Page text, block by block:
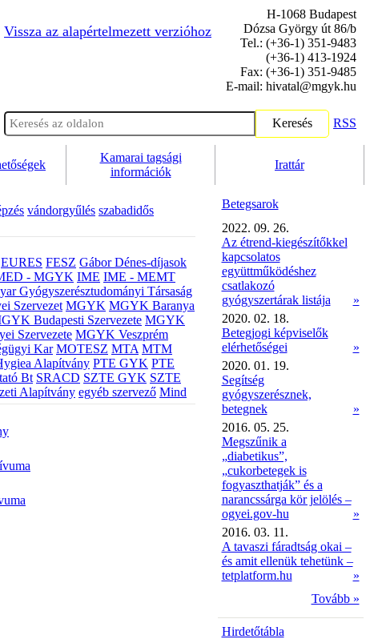
Vissza az alapértelmezett verzióhoz
H-1068 Budapest
Dózsa György út 86/b
Tel.: (+36-1) 351-9483
(+36-1) 413-1924
Fax: (+36-1) 351-9485
E-mail: hivatal@mgyk.hu
Keresés RSS
Kamarai tagsági
információk
Irattár
vándorgyűlés szabadidős
EURES FESZ Gábor Dénes-díjasok
- MGYK IME IME - MEMT
Gyógyszerésztudományi Társaság
Szervezet MGYK MGYK Baranya
Budapesti Szervezete MGYK
Szervezete MGYK Veszprém
Kar MOTESZ MTA MTM
Alapítvány PTE GYK PTE
Bt SRACD SZTE GYK SZTE
Alapítvány egyéb szervező Mind
Betegsarok
2022. 09. 26.
Az étrend-kiegészítőkkel
kapcsolatos
együttműködéshez
csatlakozó
gyógyszertárak listája
»
2020. 02. 18.
Betegjogi képviselők
elérhetőségei
»
2020. 01. 19.
Segítség
gyógyszerésznek,
betegnek
»
2016. 05. 25.
Megszűnik a
„diabetikus”,
„cukorbetegek is
fogyaszthatják” és a
narancssárga kör jelölés –
ogyei.gov-hu
»
2016. 03. 11.
A tavaszi fáradtság okai –
és amit ellenük tehetünk –
tetplatform.hu
»
Tovább »
Hirdetőtábla